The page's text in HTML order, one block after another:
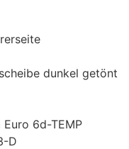
dunkel getönt
6d-TEMP
D